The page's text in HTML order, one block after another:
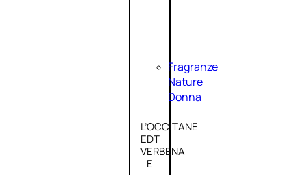
Fragranze
Nature
Donna
L’OCCITANE
EDT
VERBENA
E